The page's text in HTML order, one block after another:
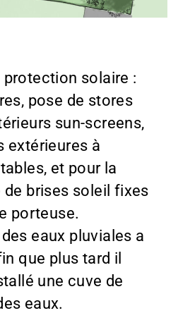
protection solaire :
pose de stores
sun-screens,
extérieures à
et pour la
de brises soleil fixes
porteuse.
eaux pluviales a
que plus tard il
une cuve de
eaux.